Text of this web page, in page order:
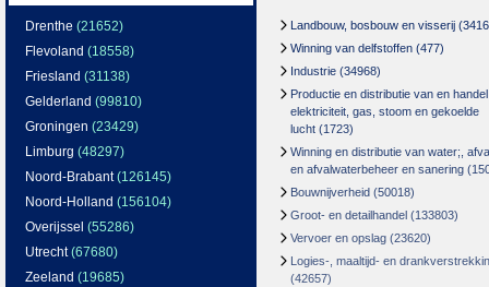
Drenthe (21652)
Flevoland (18558)
Friesland (31138)
Gelderland (99810)
Groningen (23429)
Limburg (48297)
Noord-Brabant(126145)
Noord-Holland (156104)
Overijssel (55286)
Utrecht(67680)
Zeeland (19685)
Landbouw, bosbouw en visserij
Winning van delfstoffen (477)
Industrie (34968)
Productie en distributie van en
elektriciteit, gas, stoom en gekoelde
lucht (1723)
Winning en distributie van water;,
en afvalwaterbeheer en sanering
Bouwnijverheid (50018)
Groot- en detailhandel (133803)
Vervoer en opslag (23620)
Logies-, maaltijd- en
(42657)